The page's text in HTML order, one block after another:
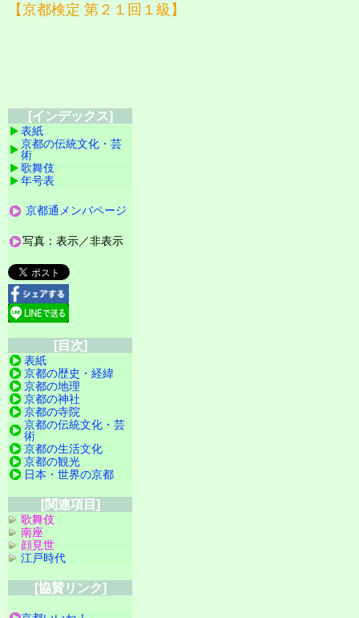
【京都検定 第２１回１級】
[インデックス]
表紙
京都の伝統文化・芸
術
歌舞伎
年号表
京都通メンバページ
写真：表示／非表示
[目次]
表紙
京都の歴史・経緯
京都の地理
京都の神社
京都の寺院
京都の伝統文化・芸
術
京都の生活文化
京都の観光
日本・世界の京都
[関連項目]
歌舞伎
南座
顔見世
江戸時代
[協賛リンク]